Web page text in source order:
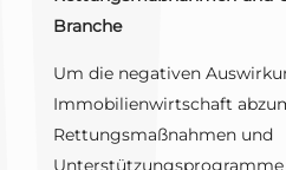
Branche
Um die negativen
Immobilienwirtschaft
Rettungsmaßnahmen und